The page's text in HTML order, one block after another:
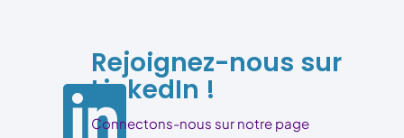
Rejoignez-nous sur
LinkedIn !
Connectons-nous sur notre page